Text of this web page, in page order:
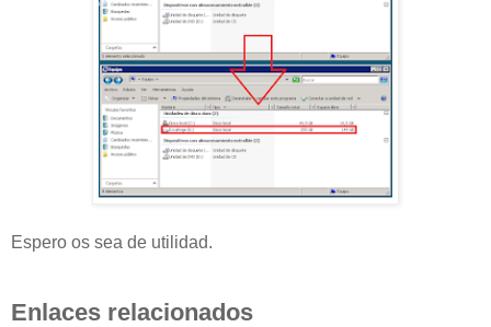
Espero os sea de utilidad.
Enlaces relacionados